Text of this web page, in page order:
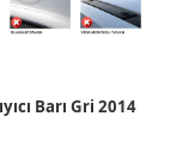
Barı Gri 2014